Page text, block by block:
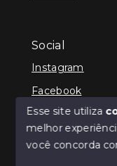
Social
Instagram
Facebook
© Copyright 2026
Olá!
Esse site utiliza
melhor
você concorda